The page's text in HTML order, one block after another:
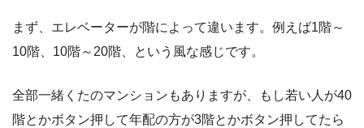
まず、エレベーターが階によって違います。例えば1階～
10階、10階～20階、という風な感じです。
全部一緒くたのマンションもありますが、もし若い人が40
階とかボタン押して年配の方が3階とかボタン押してたら